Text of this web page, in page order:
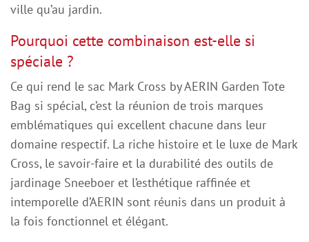
ville qu’au jardin.
Pourquoi cette combinaison est-elle si
spéciale ?
Ce qui rend le sac Mark Cross by AERIN Garden Tote
Bag si spécial, c’est la réunion de trois marques
emblématiques qui excellent chacune dans leur
domaine respectif. La riche histoire et le luxe de Mark
Cross, le savoir-faire et la durabilité des outils de
jardinage Sneeboer et l’esthétique raffinée et
intemporelle d’AERIN sont réunis dans un produit à
la fois fonctionnel et élégant.